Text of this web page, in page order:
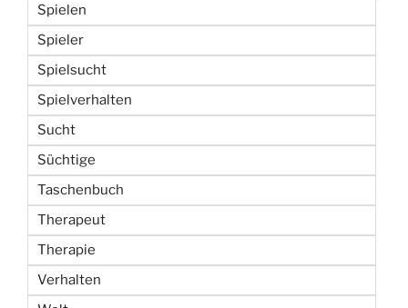
Spielen
Spieler
Spielsucht
Spielverhalten
Sucht
Süchtige
Taschenbuch
Therapeut
Therapie
Verhalten